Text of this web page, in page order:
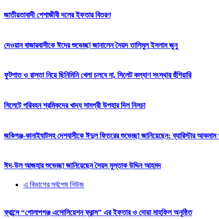
জাতীয়তাবাদী পেশাজীবী দলের ইফতার বিতরণ
দেওয়ান বাজারবাসীকে ঈদের শুভেচ্ছা জানালেন সৈয়দ তালিমুল ইসলাম জুনু
ফুটপাত ও রাস্তা নিয়ে ছিনিমিনি খেলা চলবে না, সিলেট কল্যাণ সংস্থার হুঁশিয়ারি
সিলেটে পরিবহন শ্রমিকদের খাদ্য সামগ্রী উপহার দিল নিসচা
জকিগঞ্জ-কানাইঘাটসহ দেশবাসীকে ঈদুল ফিতরের শুভেচ্ছা জানিয়েছেন: ব্যারিস্টার আকমাম
ঈদ-উল আজহার শুভেচ্ছা জানিয়েছেন সৈয়দ মুস্তাক উদ্দিন আহমদ
এ বিভাগের সর্বশেষ নিউজ
ফ্রান্সে “গোলাপগঞ্জ এসোসিয়েশন ফ্রান্স” এর ইফতার ও দোয়া মাহফিল অনুষ্ঠিত